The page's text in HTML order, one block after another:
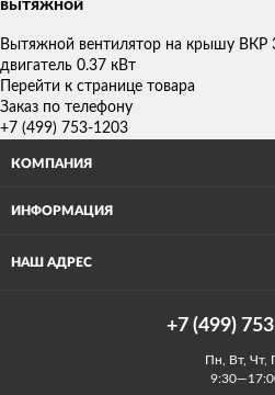
вытяжной
Вытяжной вентилятор на крышу ВКР
двигатель 0.37 кВт
Перейти к странице товара
Заказ по телефону
+7 (499) 753-1203
КОМПАНИЯ
ИНФОРМАЦИЯ
НАШ АДРЕС
+7 (499)
Пн, Вт, Чт,